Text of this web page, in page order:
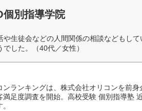
個別指導学院
や生徒会などの人間関係の相談などもし
でした。（40代／女性）
ンランキングは、株式会社オリコンを前
満足度調査を開始。高校受験 個別指導塾